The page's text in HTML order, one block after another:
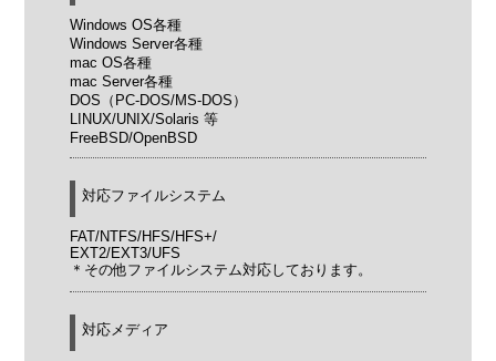
Windows OS各種
Windows Server各種
mac OS各種
mac Server各種
DOS（PC-DOS/MS-DOS）
LINUX/UNIX/Solaris 等
FreeBSD/OpenBSD
対応ファイルシステム
FAT/NTFS/HFS/HFS+/
EXT2/EXT3/UFS
＊その他ファイルシステム対応しております。
対応メディア